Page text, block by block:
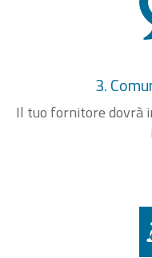
3.
Il tuo fornitore dovrà